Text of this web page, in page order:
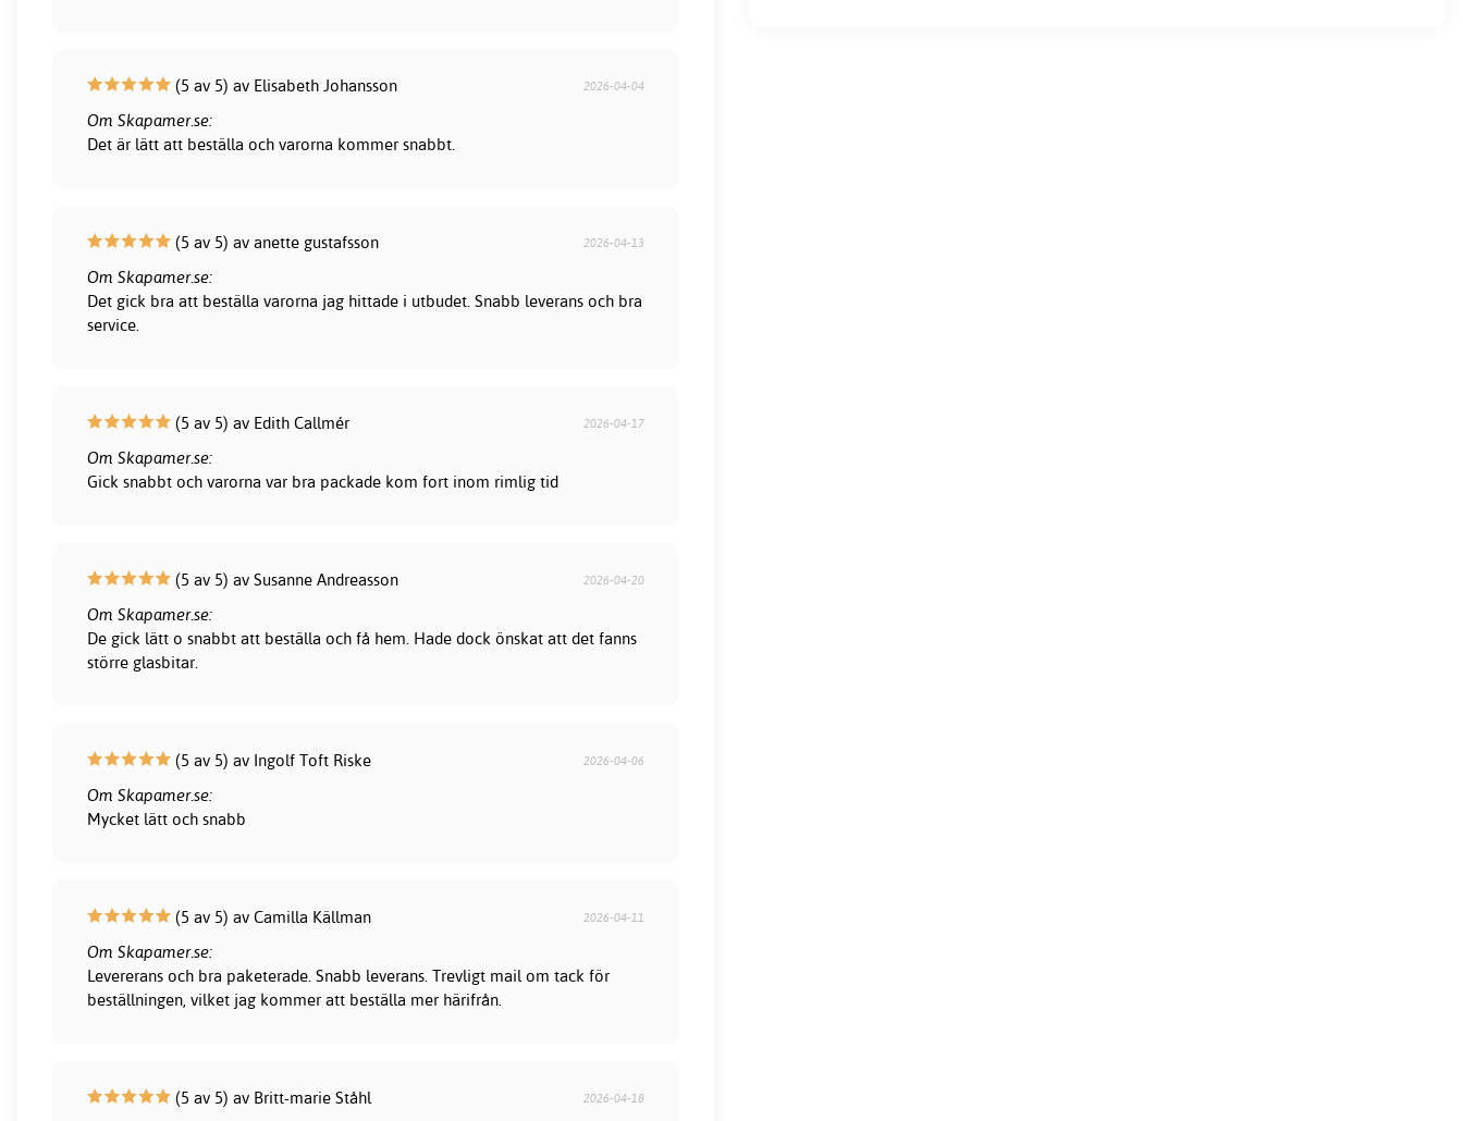
(5 av 5) av Elisabeth Johansson 2026-04-04
Om Skapamer.se:
Det är lätt att beställa och varorna kommer snabbt.
(5 av 5) av anette gustafsson 2026-04-13
Om Skapamer.se:
Det gick bra att beställa varorna jag hittade i utbudet. Snabb leverans och bra
service.
(5 av 5) av Edith Callmér 2026-04-17
Om Skapamer.se:
Gick snabbt och varorna var bra packade kom fort inom rimlig tid
(5 av 5) av Susanne Andreasson 2026-04-20
Om Skapamer.se:
De gick lätt o snabbt att beställa och få hem. Hade dock önskat att det fanns
större glasbitar.
(5 av 5) av Ingolf Toft Riske 2026-04-06
Om Skapamer.se:
Mycket lätt och snabb
(5 av 5) av Camilla Källman 2026-04-11
Om Skapamer.se:
Levererans och bra paketerade. Snabb leverans. Trevligt mail om tack för
beställningen, vilket jag kommer att beställa mer härifrån.
(5 av 5) av Britt-marie Ståhl 2026-04-18